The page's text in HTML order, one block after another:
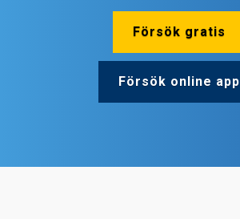
Försök gratis
Försök online app